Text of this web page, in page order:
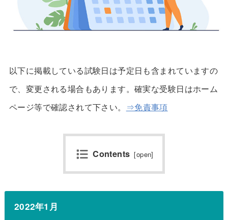
以下に掲載している試験日は予定日も含まれていますの
で、変更される場合もあります。確実な受験日はホーム
ページ等で確認されて下さい。 ⇒免責事項
Contents [open]
2022年1月